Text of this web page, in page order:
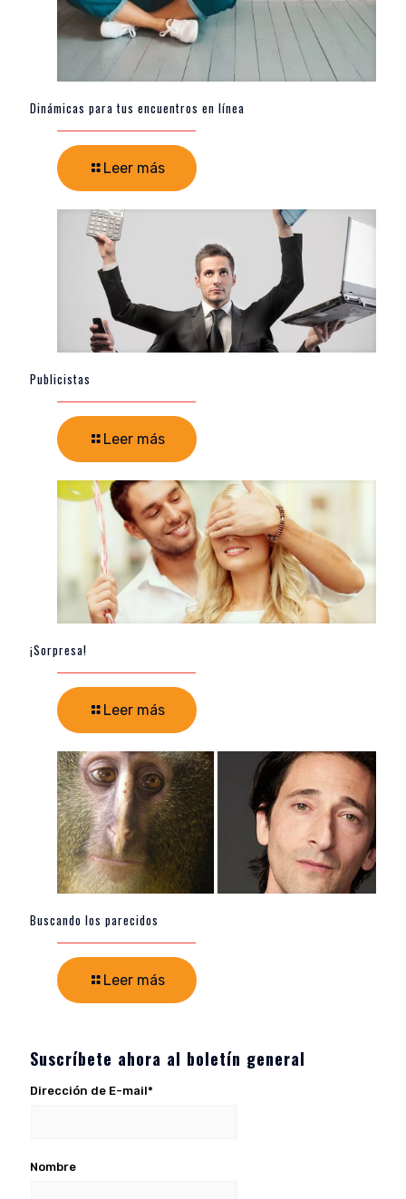
Dinámicas para tus encuentros en línea
Leer más
Publicistas
Leer más
¡Sorpresa!
Leer más
Buscando los parecidos
Leer más
Suscríbete ahora al boletín general
Dirección de E-mail*
Nombre